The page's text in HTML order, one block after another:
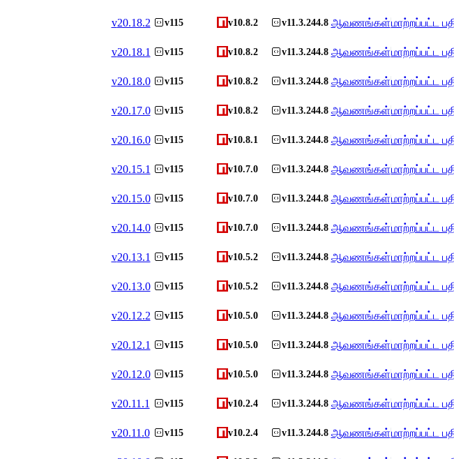
v20.18.2 v115 v10.8.2 v11.3.244.8 ஆவணங்கள்மாற்றப்பட்ட
v20.18.1 v115 v10.8.2 v11.3.244.8 ஆவணங்கள்மாற்றப்பட்ட
v20.18.0 v115 v10.8.2 v11.3.244.8 ஆவணங்கள்மாற்றப்பட்ட
v20.17.0 v115 v10.8.2 v11.3.244.8 ஆவணங்கள்மாற்றப்பட்ட
v20.16.0 v115 v10.8.1 v11.3.244.8 ஆவணங்கள்மாற்றப்பட்ட
v20.15.1 v115 v10.7.0 v11.3.244.8 ஆவணங்கள்மாற்றப்பட்ட
v20.15.0 v115 v10.7.0 v11.3.244.8 ஆவணங்கள்மாற்றப்பட்ட
v20.14.0 v115 v10.7.0 v11.3.244.8 ஆவணங்கள்மாற்றப்பட்ட
v20.13.1 v115 v10.5.2 v11.3.244.8 ஆவணங்கள்மாற்றப்பட்ட
v20.13.0 v115 v10.5.2 v11.3.244.8 ஆவணங்கள்மாற்றப்பட்ட
v20.12.2 v115 v10.5.0 v11.3.244.8 ஆவணங்கள்மாற்றப்பட்ட
v20.12.1 v115 v10.5.0 v11.3.244.8 ஆவணங்கள்மாற்றப்பட்ட
v20.12.0 v115 v10.5.0 v11.3.244.8 ஆவணங்கள்மாற்றப்பட்ட
v20.11.1 v115 v10.2.4 v11.3.244.8 ஆவணங்கள்மாற்றப்பட்ட
v20.11.0 v115 v10.2.4 v11.3.244.8 ஆவணங்கள்மாற்றப்பட்ட